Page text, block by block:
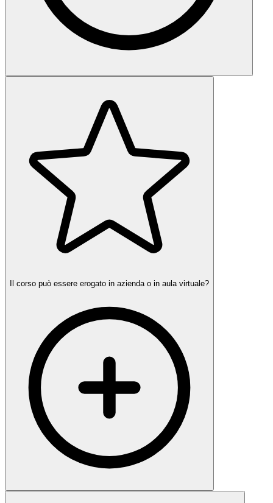
Il corso può essere erogato in azienda o in aula virtuale?